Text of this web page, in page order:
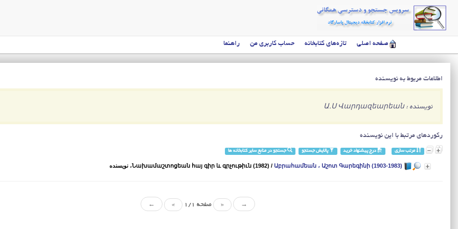
صفحه اصلی تازه‌های کتابخانه حساب کاربری من راهنما
اطلاعات مربوط به نویسنده
نویسنده : Ա.Ս Վարդազեարեան
رکوردهای مرتبط با این نویسنده
مرتب سازی درج پیشنهاد خرید پالایش جستجو جستجو در منابع سایر کتابخانه ها
Նախամաշտոցեան հայ գիր և գրչութիւն (1982) / Աբրահամեան ، Աշոտ Գարեգինի (1903-1983) ، نویسنده
→
« صفحه 1/1 »
←